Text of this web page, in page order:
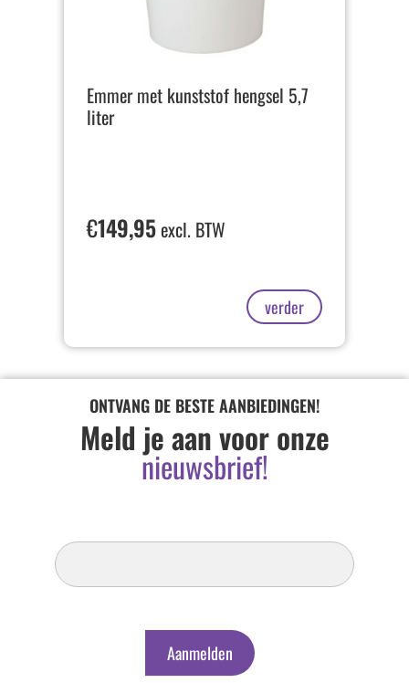
Emmer met kunststof hengsel 5,7
liter
€149,95excl. BTW
verder
ONTVANG DE BESTE AANBIEDINGEN!
Meld je aan voor onze
nieuwsbrief!
Inschrijven
Nieuwsbrief
Aanmelden